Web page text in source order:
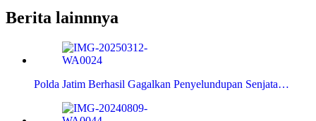
Berita lainnnya
Polda Jatim Berhasil Gagalkan Penyelundupan Senjata…